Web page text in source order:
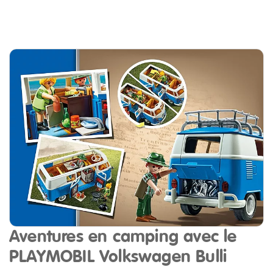
Aventures en camping avec le
PLAYMOBIL Volkswagen Bulli